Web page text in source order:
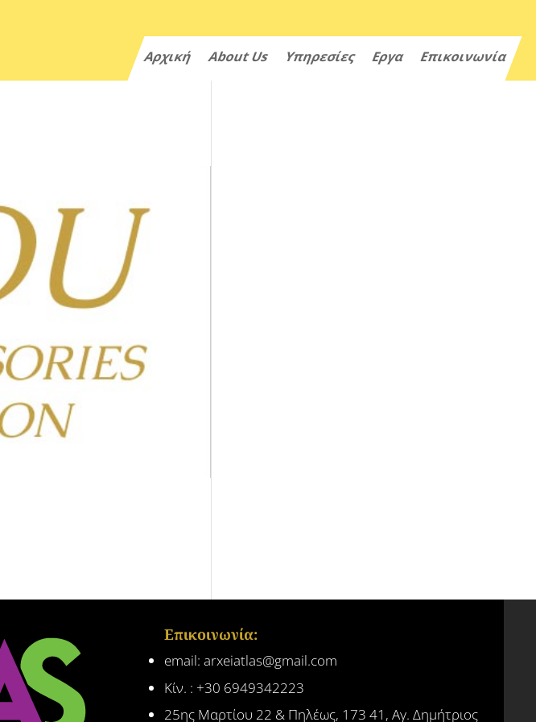
Αρχική About Us Υπηρεσίες Εργα Επικοινωνία
Επικοινωνία:
email: arxeiatlas@gmail.com
Κίν. : +30 6949342223
25ης Μαρτίου 22 & Πηλέως, 173 41, Αγ. Δημήτριος